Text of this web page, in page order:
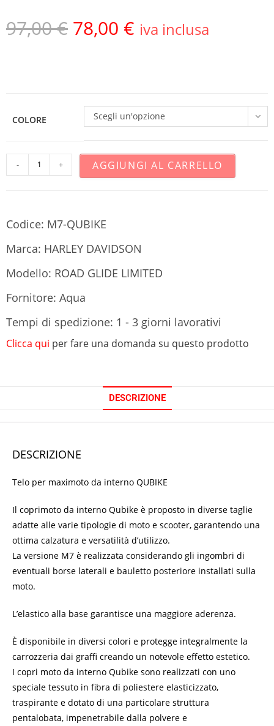
97,00€ 78,00 € iva inclusa
COLORE Scegli un'opzione
- + AGGIUNGI AL CARRELLO
Codice: M7-QUBIKE
Marca: HARLEY DAVIDSON
Modello: ROAD GLIDE LIMITED
Fornitore: Aqua
Tempi di spedizione: 1 - 3 giorni lavorativi
Clicca qui per fare una domanda su questo prodotto
DESCRIZIONE
DESCRIZIONE
Telo per maximoto da interno QUBIKE
Il coprimoto da interno Qubike è proposto in diverse taglie
adatte alle varie tipologie di moto e scooter, garantendo una
ottima calzatura e versatilità d’utilizzo.
La versione M7 è realizzata considerando gli ingombri di
eventuali borse laterali e bauletto posteriore installati sulla
moto.
L’elastico alla base garantisce una maggiore aderenza.
È disponibile in diversi colori e protegge integralmente la
carrozzeria dai graffi creando un notevole effetto estetico.
I copri moto da interno Qubike sono realizzati con uno
speciale tessuto in fibra di poliestere elasticizzato,
traspirante e dotato di una particolare struttura
pentalobata, impenetrabile dalla polvere e